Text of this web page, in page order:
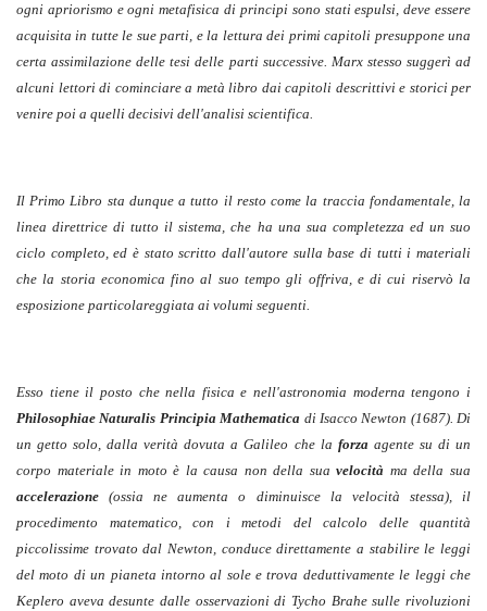
ogni apriorismo e ogni metafisica di principi sono stati espulsi, deve essere
acquisita in tutte le sue parti, e la lettura dei primi capitoli presuppone una
certa assimilazione delle tesi delle parti successive. Marx stesso suggerì ad
alcuni lettori di cominciare a metà libro dai capitoli descrittivi e storici per
venire poi a quelli decisivi dell'analisi scientifica.
Il Primo Libro sta dunque a tutto il resto come la traccia fondamentale, la
linea direttrice di tutto il sistema, che ha una sua completezza ed un suo
ciclo completo, ed è stato scritto dall'autore sulla base di tutti i materiali
che la storia economica fino al suo tempo gli offriva, e di cui riservò la
esposizione particolareggiata ai volumi seguenti.
Esso tiene il posto che nella fisica e nell'astronomia moderna tengono i
Philosophiae Naturalis Principia Mathematica di Isacco Newton (1687). Di
un getto solo, dalla verità dovuta a Galileo che la forza agente su di un
corpo materiale in moto è la causa non della suavelocità ma della sua
accelerazione (ossia ne aumenta o diminuisce la velocità stessa), il
procedimento matematico, con i metodi del calcolo delle quantità
piccolissime trovato dal Newton, conduce direttamente a stabilire le leggi
del moto di un pianeta intorno al sole e trova deduttivamente le leggi che
Keplero aveva desunte dalle osservazioni di Tycho Brahe sulle rivoluzioni